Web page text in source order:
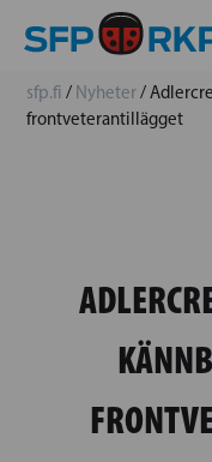
sfp.fi / Nyheter/
frontveterantillägget